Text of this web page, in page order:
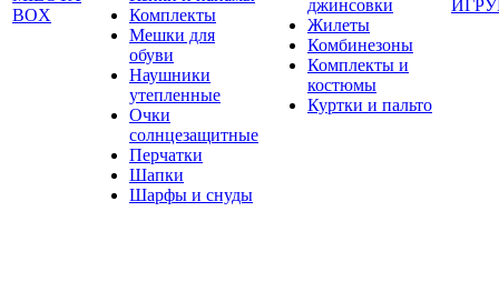
BOX
Комплекты
Мешки для
обуви
Наушники
утепленные
Очки
солнцезащитные
Перчатки
Шапки
Шарфы и снуды
джинсовки
Жилеты
Комбинезоны
Комплекты и
костюмы
Куртки и пальто